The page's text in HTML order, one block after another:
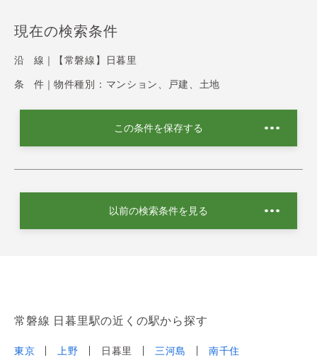
現在の検索条件
沿 線｜ 【常磐線】日暮里
条 件｜ 物件種別：マンション、戸建、土地
この条件を保存する
以前の検索条件を見る
常磐線 日暮里駅の近くの駅から探す
東京 上野 日暮里 三河島 南千住